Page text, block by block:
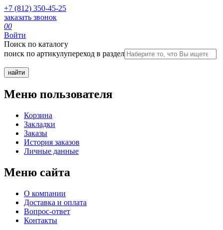
+7 (812) 350-45-25
заказать звонок
00
Войти
Поиск по каталогу
поиск по артикулупереход в раздел
Меню пользователя
Корзина
Закладки
Заказы
История заказов
Личные данные
Меню сайта
О компании
Доставка и оплата
Вопрос-ответ
Контакты